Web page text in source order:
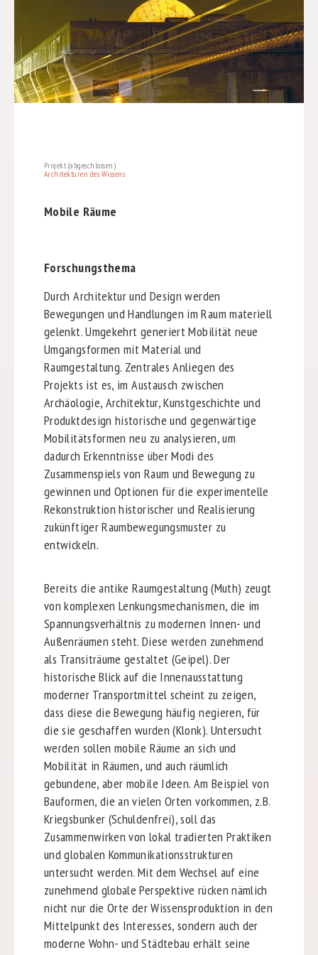
Projekt (abgeschlossen)
Architekturen des Wissens
Mobile Räume
Forschungsthema
Durch Architektur und Design werden
Bewegungen und Handlungen im Raum materiell
gelenkt. Umgekehrt generiert Mobilität neue
Umgangsformen mit Material und
Raumgestaltung. Zentrales Anliegen des
Projekts ist es, im Austausch zwischen
Archäologie, Architektur, Kunstgeschichte und
Produktdesign historische und gegenwärtige
Mobilitätsformen neu zu analysieren, um
dadurch Erkenntnisse über Modi des
Zusammenspiels von Raum und Bewegung zu
gewinnen und Optionen für die experimentelle
Rekonstruktion historischer und Realisierung
zukünftiger Raumbewegungsmuster zu
entwickeln.
Bereits die antike Raumgestaltung (Muth) zeugt
von komplexen Lenkungsmechanismen, die im
Spannungsverhältnis zu modernen Innen- und
Außenräumen steht. Diese werden zunehmend
als Transiträume gestaltet (Geipel). Der
historische Blick auf die Innenausstattung
moderner Transportmittel scheint zu zeigen,
dass diese die Bewegung häufig negieren, für
die sie geschaffen wurden (Klonk). Untersucht
werden sollen mobile Räume an sich und
Mobilität in Räumen, und auch räumlich
gebundene, aber mobile Ideen. Am Beispiel von
Bauformen, die an vielen Orten vorkommen, z.B.
Kriegsbunker (Schuldenfrei), soll das
Zusammenwirken von lokal tradierten Praktiken
und globalen Kommunikationsstrukturen
untersucht werden. Mit dem Wechsel auf eine
zunehmend globale Perspektive rücken nämlich
nicht nur die Orte der Wissensproduktion in den
Mittelpunkt des Interesses, sondern auch der
moderne Wohn- und Städtebau erhält seine